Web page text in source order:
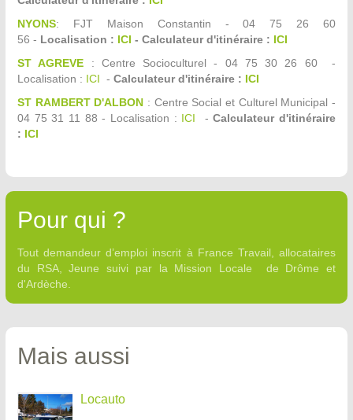
NYONS: FJT Maison Constantin - 04 75 26 60
56 - Localisation : ICI - Calculateur d'itinéraire : ICI
ST AGREVE : Centre Socioculturel - 04 75 30 26 60 -
Localisation : ICI - Calculateur d'itinéraire : ICI
ST RAMBERT D'ALBON : Centre Social et Culturel Municipal -
04 75 31 11 88 - Localisation : ICI -Calculateur d'itinéraire
: ICI
Pour qui ?
Tout demandeur d’emploi inscrit à France Travail, allocataires
du RSA, Jeune suivi par la Mission Locale de Drôme et
d'Ardèche.
Mais aussi
Locauto